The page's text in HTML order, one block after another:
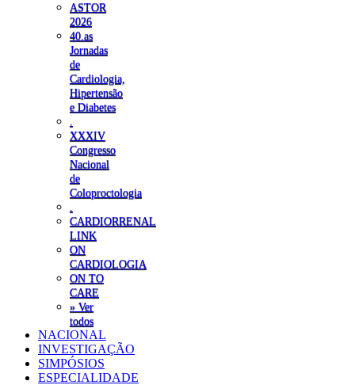
ASTOR
2026
40.as
Jornadas
de
Cardiologia,
Hipertensão
e Diabetes
XXXIV
Congresso
Nacional
de
Coloproctologia
CARDIORRENAL
LINK
ON
CARDIOLOGIA
ON TO
CARE
» Ver
todos
NACIONAL
INVESTIGAÇÃO
SIMPÓSIOS
ESPECIALIDADE